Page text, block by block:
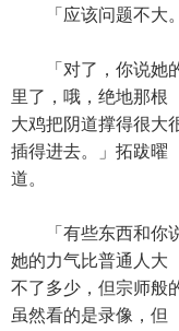
「应该问题不大。
「对了，你说她的
里了，哦，绝地那根
大鸡把阴道撑得很大
插得进去。」拓跋曜
道。
「有些东西和你说
她的力气比普通人大
不了多少，但宗师般
虽然看的是录像，但